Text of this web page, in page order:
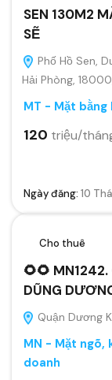
SEN 130M2
SẼ
Phố Hồ Sen,
Hải Phòng,
MT - Mặt bằng
120 triệu/
Ngày đăng: 10
Cho thuê
🌻🌻
DŨNG
Quận Dương
MN - Mặt ngõ,
doanh